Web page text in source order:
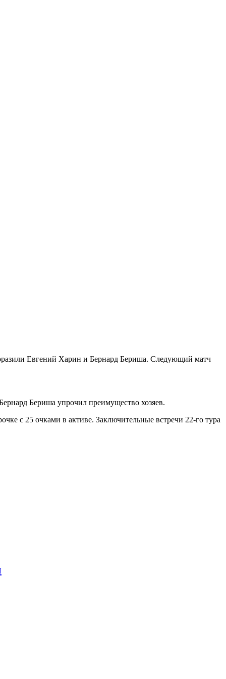
Евгений Харин и Бернард Бериша. Следующий матч
Бериша упрочил преимущество хозяев.
с 25 очками в активе. Заключительные встречи 22-го тура